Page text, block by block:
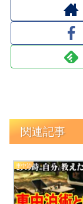
関連記事
車中泊